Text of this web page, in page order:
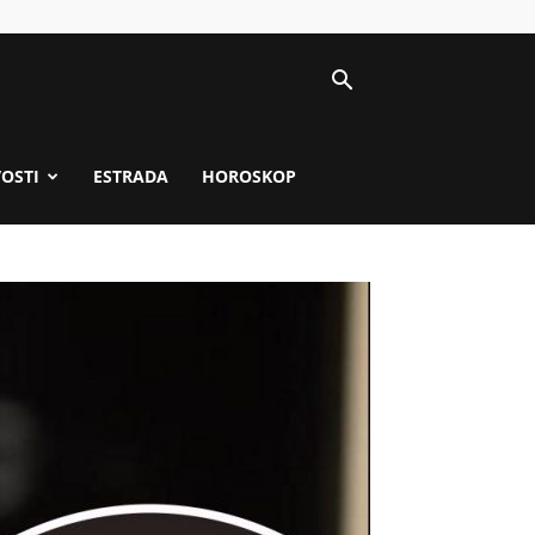
ESTRADA HOROSKOP